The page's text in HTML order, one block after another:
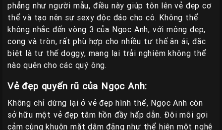
phẳng như người mẫu, điều này giúp tôn lên vẻ đẹp cơ
thể và tạo nên sự sexy độc đáo cho cô. Không thể
không nhắc đến vòng 3 của Ngọc Anh, với mông đẹp,
cong và tròn, rất phù hợp cho nhiều tư thế ân ái, đặc
biệt là tư thế doggy, mang lại trải nghiệm không thể
nào quên cho các quý ông.
Vẻ đẹp quyến rũ của Ngọc Anh:
Không chỉ dừng lại ở vẻ đẹp hình thể, Ngọc Anh còn
sở hữu một vẻ đẹp tâm hồn đầy hấp dẫn. Đôi môi gợi
cảm cùng khuôn mặt dâm đãng như thể hiện một nghệ